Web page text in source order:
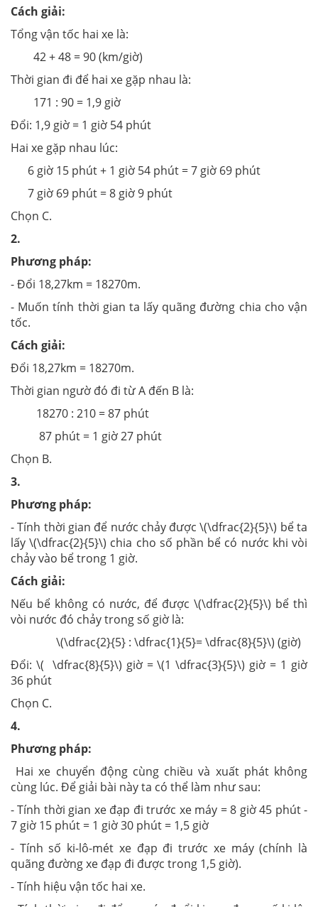
Cách giải:
Tổng vận tốc hai xe là:
42 + 48 = 90 (km/giờ)
Thời gian đi để hai xe gặp nhau là:
171 : 90 = 1,9 giờ
Đổi: 1,9 giờ = 1 giờ 54 phút
Hai xe gặp nhau lúc:
6 giờ 15 phút + 1 giờ 54 phút = 7 giờ 69 phút
7 giờ 69 phút = 8 giờ 9 phút
Chọn C.
2.
Phương pháp:
- Đổi 18,27km = 18270m.
- Muốn tính thời gian ta lấy quãng đường chia cho vận
tốc.
Cách giải:
Đổi 18,27km = 18270m.
Thời gian ngườ đó đi từ A đến B là:
18270 : 210 = 87 phút
87 phút = 1 giờ 27 phút
Chọn B.
3.
Phương pháp:
- Tính thời gian để nước chảy được\(\dfrac{2}{5}\) bể ta
lấy \(\dfrac{2}{5}\) chia cho số phần bể có nước khi vòi
chảy vào bể trong 1 giờ.
Cách giải:
Nếu bể không có nước, để được \(\dfrac{2}{5}\) bể thì
vòi nước đó chảy trong số giờ là:
\(\dfrac{2}{5} : \dfrac{1}{5}= \dfrac{8}{5}\) (giờ)
Đổi: \( \dfrac{8}{5}\) giờ = \(1 \dfrac{3}{5}\) giờ = 1 giờ
36 phút
Chọn C.
4.
Phương pháp:
Hai xe chuyển động cùng chiều và xuất phát không
cùng lúc. Để giải bài này ta có thể làm như sau:
- Tính thời gian xe đạp đi trước xe máy = 8 giờ 45 phút -
7 giờ 15 phút = 1 giờ 30 phút = 1,5 giờ
- Tính số ki-lô-mét xe đạp đi trước xe máy (chính là
quãng đường xe đạp đi được trong 1,5 giờ).
- Tính hiệu vận tốc hai xe.